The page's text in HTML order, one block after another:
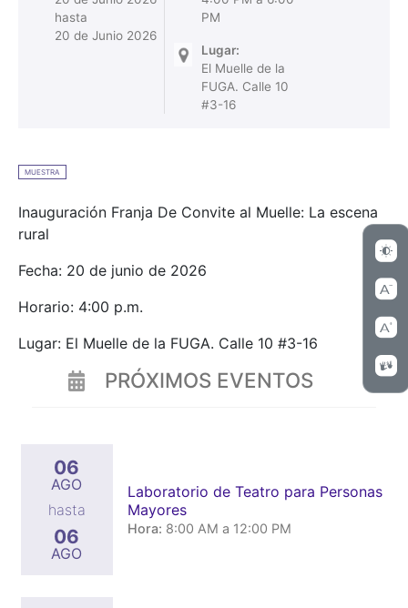
hasta
20 de Junio 2026
PM
Lugar:
El Muelle de la
FUGA. Calle 10
#3-16
MUESTRA
Inauguración Franja De Convite al Muelle: La escena
rural
Fecha: 20 de junio de 2026
Horario: 4:00 p.m.
Lugar: El Muelle de la FUGA. Calle 10 #3-16
PRÓXIMOS EVENTOS
06
AGO
hasta
06
AGO
Laboratorio de Teatro para Personas
Mayores
Hora: 8:00 AM a 12:00 PM